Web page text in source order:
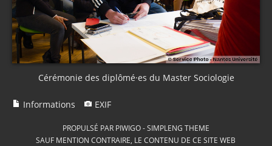
Cérémonie des diplômé·es du Master Sociologie
Informations EXIF
PROPULSÉ PAR PIWIGO-SIMPLENG THEME
SAUF MENTION CONTRAIRE, LE CONTENU DE CE SITE WEB